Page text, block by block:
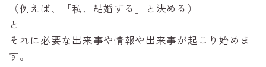
（例えば、「私、結婚する」と決める）
と
それに必要な出来事や情報や出来事が起こり始めま
す。